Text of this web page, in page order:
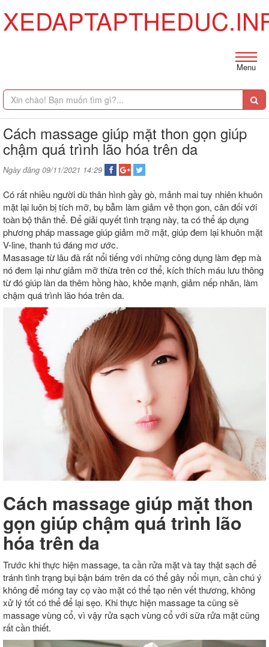
Menu
Cách massage giúp mặt thon gọn giúp
chậm quá trình lão hóa trên da
Ngày đăng 09/11/2021 14:29
Có rất nhiều người dù thân hình gầy gò, mảnh mai tuy nhiên khuôn
mặt lại luôn bị tích mỡ, bụ bẫm làm giảm vẻ thọn gon, cân đối với
toàn bộ thân thể. Để giải quyết tình trạng này, ta có thể áp dụng
phương pháp massage giúp giảm mỡ mặt, giúp đem lại khuôn mặt
V-line, thanh tú đáng mơ ước.
Masasage từ lâu đã rất nổi tiếng với những công dụng làm đẹp mà
nó đem lại như giảm mỡ thừa trên cơ thể, kích thích máu lưu thông
từ đó giúp làn da thêm hồng hào, khỏe mạnh, giảm nếp nhăn, làm
chậm quá trình lão hóa trên da.
Cách massage giúp mặt thon
gọn giúp chậm quá trình lão
hóa trên da
Trước khi thực hiện massage, ta cần rửa mặt và tay thật sạch để
tránh tình trạng bụi bận bám trên da có thể gây nổi mụn, cần chú ý
không để móng tay cọ vào mặt có thể tạo nên vết thương, không
xử lý tốt có thể để lại sẹo. Khi thực hiện massage ta cũng sẽ
massage vùng cổ, vì vậy rửa sạch vùng cổ với sữa rửa mặt cũng
rất cần thiết.